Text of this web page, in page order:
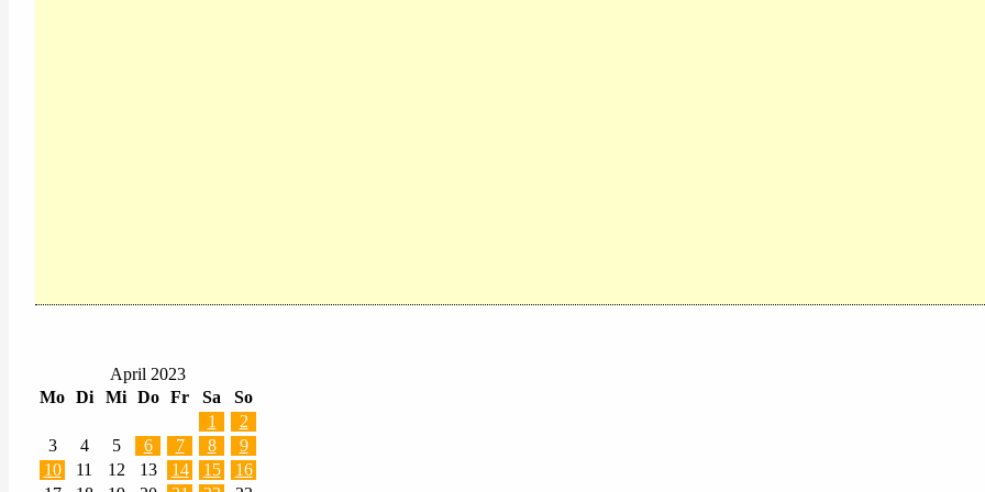
April 2023
Mo Di Mi Do Fr Sa
So
1
2
3
4 5 6 7 8
9
10
11 12 13 14 15
16